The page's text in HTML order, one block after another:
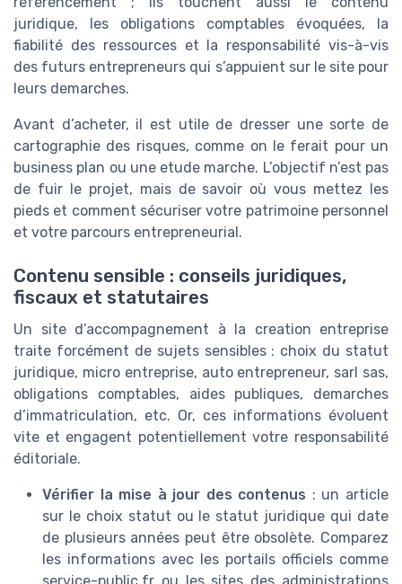
juridique, les obligations comptables évoquées, la
fiabilité des ressources et la responsabilité vis-à-vis
des futurs entrepreneurs qui s’appuient sur le site pour
leurs demarches.
Avant d’acheter, il est utile de dresser une sorte de
cartographie des risques, comme on le ferait pour un
business plan ou une etude marche. L’objectif n’est pas
de fuir le projet, mais de savoir où vous mettez les
pieds et comment sécuriser votre patrimoine personnel
et votre parcours entrepreneurial.
Contenu sensible : conseils juridiques,
fiscaux et statutaires
Un site d’accompagnement à la creation entreprise
traite forcément de sujets sensibles : choix du statut
juridique, micro entreprise, auto entrepreneur, sarl sas,
obligations comptables, aides publiques, demarches
d’immatriculation, etc. Or, ces informations évoluent
vite et engagent potentiellement votre responsabilité
éditoriale.
Vérifier la mise à jour des contenus : un article
sur le choix statut ou le statut juridique qui date
de plusieurs années peut être obsolète. Comparez
les informations avec les portails officiels comme